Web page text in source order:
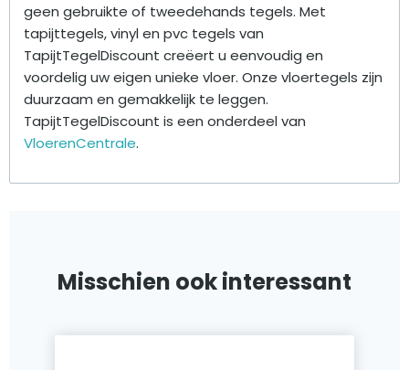
geen gebruikte of tweedehands tegels. Met
tapijttegels, vinyl en pvc tegels van
TapijtTegelDiscount creëert u eenvoudig en
voordelig uw eigen unieke vloer. Onze vloertegels zijn
duurzaam en gemakkelijk te leggen.
TapijtTegelDiscount is een onderdeel van
VloerenCentrale.
Misschien ook interessant